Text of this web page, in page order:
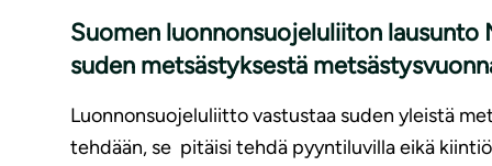
Suomen luonnonsuojeluliiton lausunto
suden metsästyksestä
Luonnonsuojeluliitto vastustaa suden yleistä
tehdään, se pitäisi tehdä pyyntiluvilla eikä